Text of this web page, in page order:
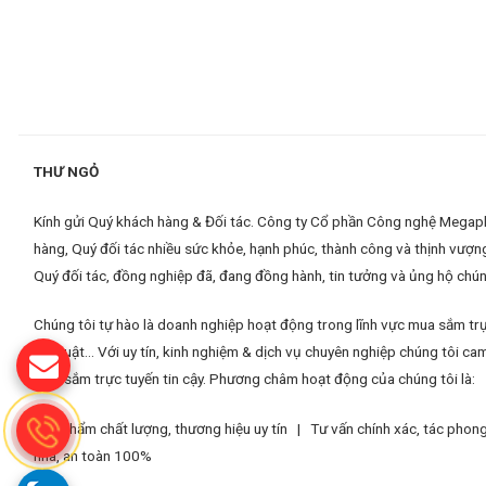
THƯ NGỎ
Kính gửi Quý khách hàng & Đối tác. Công ty Cổ phần Công nghệ
hàng, Quý đối tác nhiều sức khỏe, hạnh phúc, thành công và thịnh
Quý đối tác, đồng nghiệp đã, đang đồng hành, tin tưởng và ủng hộ
Chúng tôi tự hào là doanh nghiệp hoạt động trong lĩnh vực mua sắm
kỹ thuật... Với uy tín, kinh nghiệm & dịch vụ chuyên nghiệp chúng tôi
mua sắm trực tuyến tin cậy. Phương châm hoạt động của chúng tôi là:
Sản phẩm chất lượng, thương hiệu uy tín | Tư vấn chính xác, tác
nhà, an toàn 100%